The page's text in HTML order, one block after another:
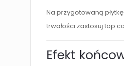
Na przygotowaną
trwałości zastosuj top
Efekt